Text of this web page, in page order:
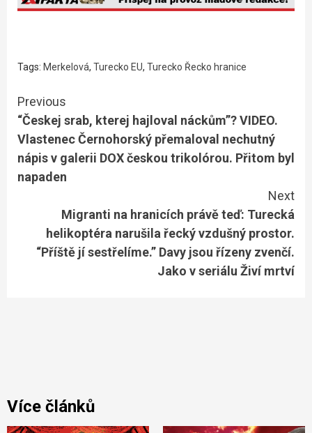
Tags: Merkelová, Turecko EU, Turecko Řecko hranice
Continue
Reading
Previous
“Českej srab, kterej hajloval náckům”? VIDEO.
Vlastenec Černohorský přemaloval nechutný
nápis v galerii DOX českou trikolórou. Přitom byl
napaden
Next
Migranti na hranicích právě teď: Turecká
helikoptéra narušila řecký vzdušný prostor.
“Příště jí sestřelíme.” Davy jsou řízeny zvenčí.
Jako v seriálu Živí mrtví
Více článků